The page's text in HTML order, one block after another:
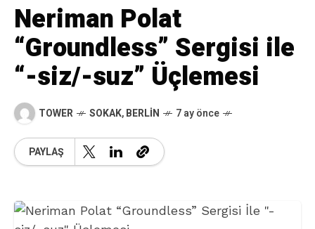
Neriman Polat
“Groundless” Sergisi ile
“-siz/-suz” Üçlemesi
TOWER SOKAK,BERLIN 7 ay önce
PAYLAŞ